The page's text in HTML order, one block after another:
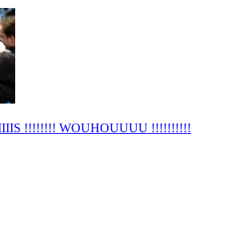
!!!!!!!! WOUHOUUUU !!!!!!!!!!